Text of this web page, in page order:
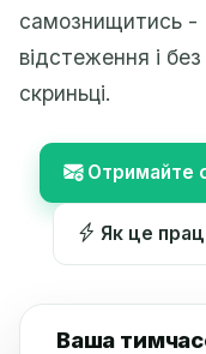
самознищитись -
відстеження і
скриньці.
Отримайте
Як це
Ваша